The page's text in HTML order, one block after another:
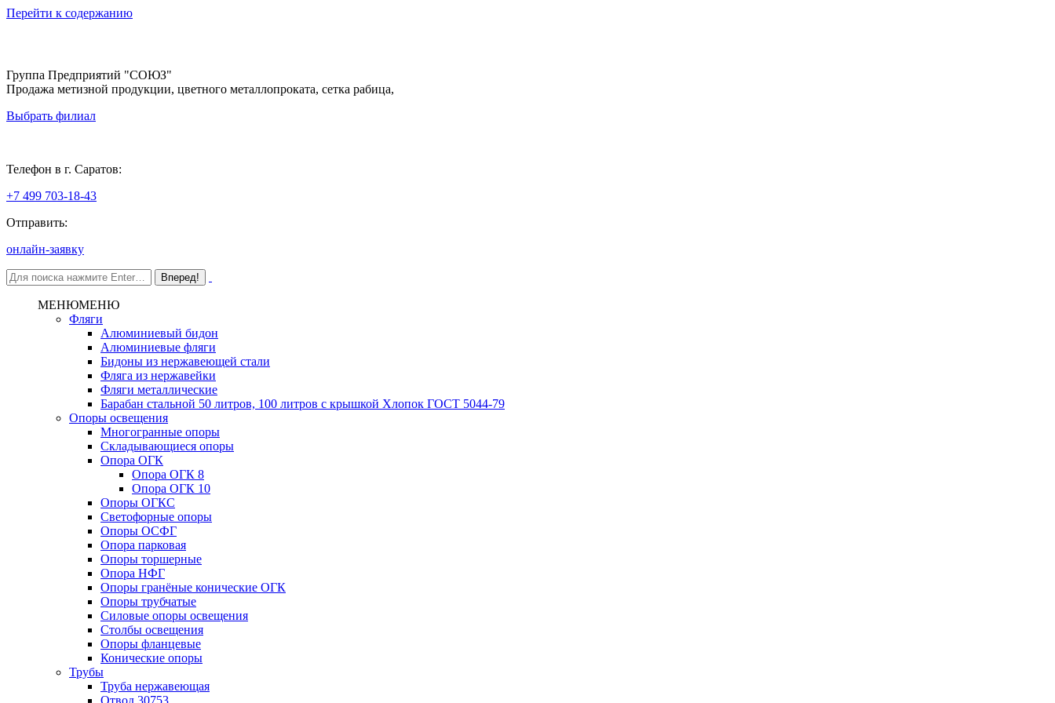
Перейти к содержанию
Группа Предприятий "СОЮЗ"
Продажа метизной продукции, цветного металлопроката, сетка рабица,
Выбрать филиал
Телефон в г. Саратов:
+7 499 703-18-43
Отправить:
онлайн-заявку
МЕНЮМЕНЮ
Фляги
Алюминиевый бидон
Алюминиевые фляги
Бидоны из нержавеющей стали
Фляга из нержавейки
Фляги металлические
Барабан стальной 50 литров, 100 литров с крышкой Хлопок ГОСТ 5044-79
Опоры освещения
Многогранные опоры
Складывающиеся опоры
Опора ОГК
Опора ОГК 8
Опора ОГК 10
Опоры ОГКС
Светофорные опоры
Опоры ОСФГ
Опора парковая
Опоры торшерные
Опора НФГ
Опоры гранёные конические ОГК
Опоры трубчатые
Силовые опоры освещения
Столбы освещения
Опоры фланцевые
Конические опоры
Трубы
Труба нержавеющая
Отвод 30753